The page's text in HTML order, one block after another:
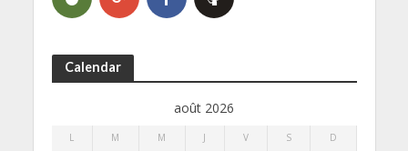
Calendar
août 2026
L M M J V S D